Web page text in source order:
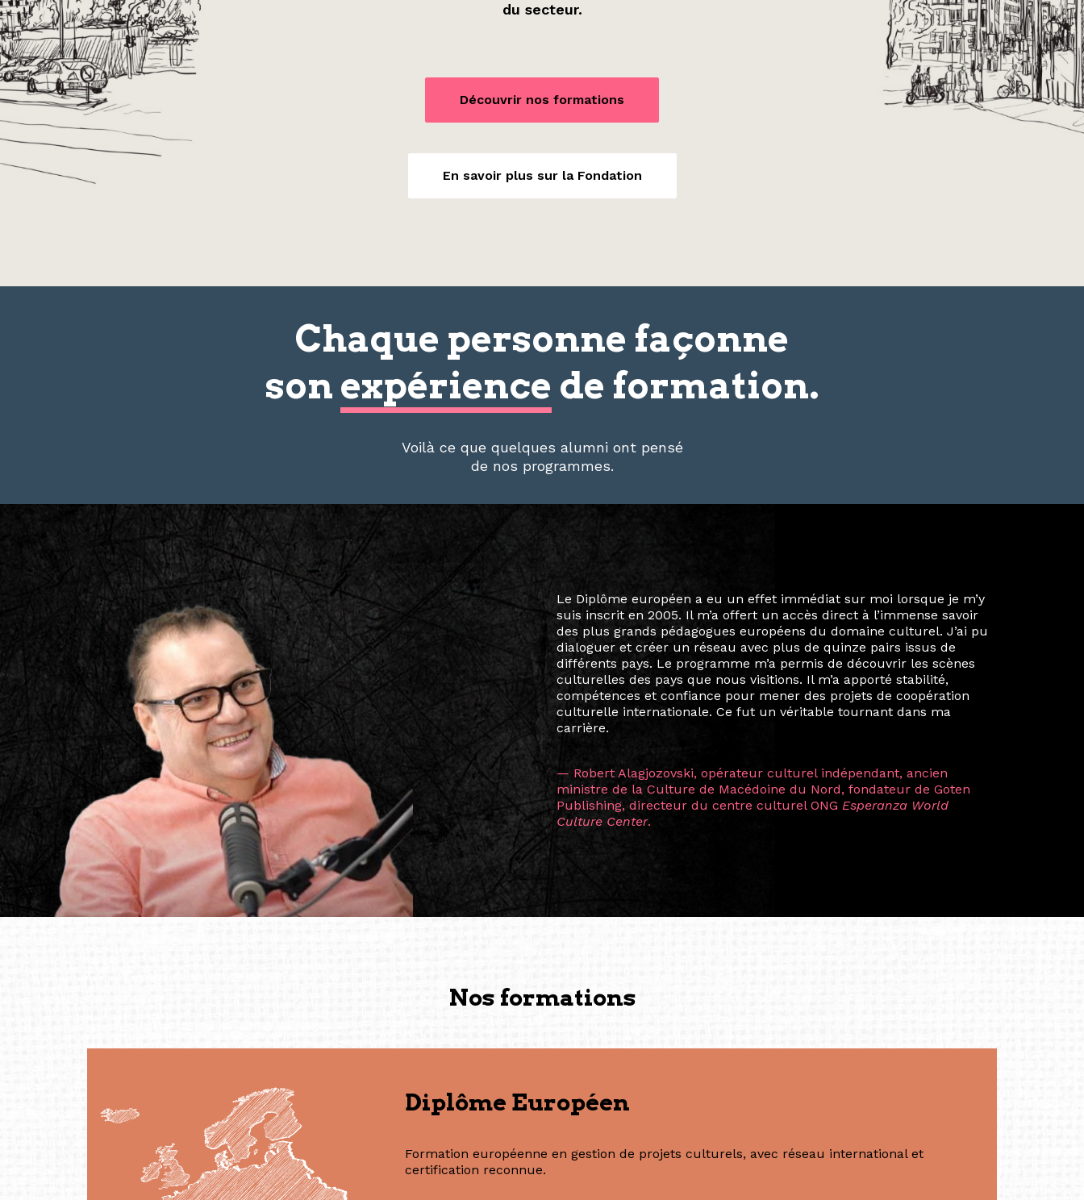
du secteur.
Découvrir nos formations
En savoir plus sur la Fondation
Chaque personne façonne
son expérience de formation.
Voilà ce que quelques alumni ont pensé
de nos programmes.
Le destin a voulu que ma vie privée et ma vie professionnelle dans les
arts soient étroitement liées. Durant mon année au sein du Diplôme
Marcel Hicter, j’ai intégré un réseau européen aussi inattendu que
vibrant, qui s’est étendu bien au-delà de la salle de classe. En
quelques mois, j’invitais mes camarades à collaborer sur des projets
allant de Baguio City à Pékin, de Helsinki à Kuala Lumpur, Langkawi,
Manille, Tokyo et Varsovie, renforçant ainsi ma vision de curatrice
consistant à connecter des artistes à travers les disciplines et les
continents.
L’une des rencontres les plus marquantes fut celle avec ma
consœur HicterienneRuthe Zuntz — une amitié dont la générosité et
la vision ont transformé ma trajectoire et m’ont conduite de
Singapour à Berlin pendant près d’une décennie. Aujourd’hui encore,
les amitiés forgées durant cette année intense et inspirante
solidité et m’encouragent à continuer de rêver, de créer et de tendre
vers de nouvelles possibilités.
— Vanini Belarmino (Singapore /Germany)
(Photography: Geric Cruz)